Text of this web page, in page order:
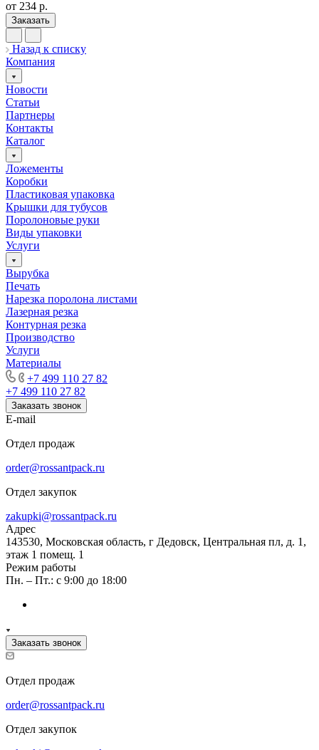
от 234 р.
Заказать
Назад к списку
Компания
Новости
Статьи
Партнеры
Контакты
Каталог
Ложементы
Коробки
Пластиковая упаковка
Крышки для тубусов
Поролоновые руки
Виды упаковки
Услуги
Вырубка
Печать
Нарезка поролона листами
Лазерная резка
Контурная резка
Производство
Услуги
Материалы
+7 499 110 27 82
+7 499 110 27 82
Заказать звонок
E-mail
Отдел продаж
order@rossantpack.ru
Отдел закупок
zakupki@rossantpack.ru
Адрес
143530, Московская область, г Дедовск, Центральная пл, д. 1,
этаж 1 помещ. 1
Режим работы
Пн. – Пт.: с 9:00 до 18:00
Заказать звонок
Отдел продаж
order@rossantpack.ru
Отдел закупок